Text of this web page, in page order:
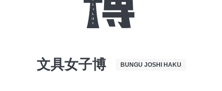
文具女子博 BUNGU JOSHI HAKU